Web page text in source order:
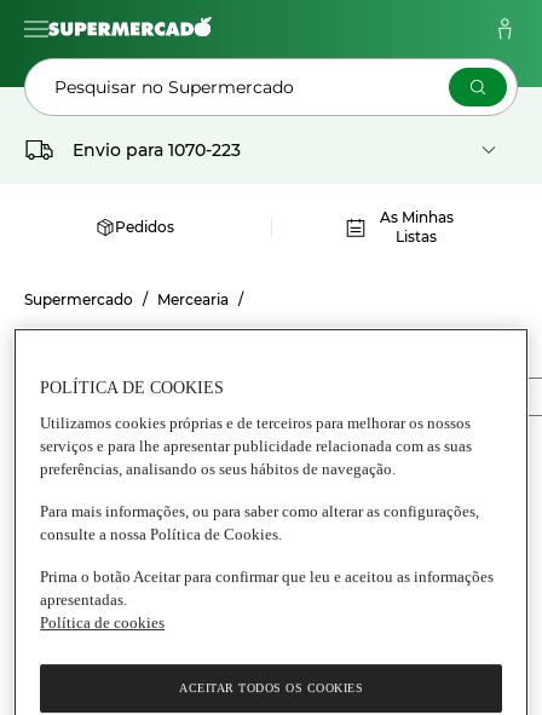
Pesquisar no Supermercado
Envio para 1070-223
Pedidos
As Minhas
Listas
Supermercado Mercearia
Conservas Anchovas
8,35 €
POLÍTICA DE COOKIES
Utilizamos cookies próprias e de terceiros para melhorar os nossos
serviços e para lhe apresentar publicidade relacionada com as suas
preferências, analisando os seus hábitos de navegação.
Para mais informações, ou para saber como alterar as configurações,
consulte a nossa Política de Cookies.
Prima o botão Aceitar para confirmar que leu e aceitou as informações
apresentadas.
Política de cookies
ACEITAR TODOS OS COOKIES